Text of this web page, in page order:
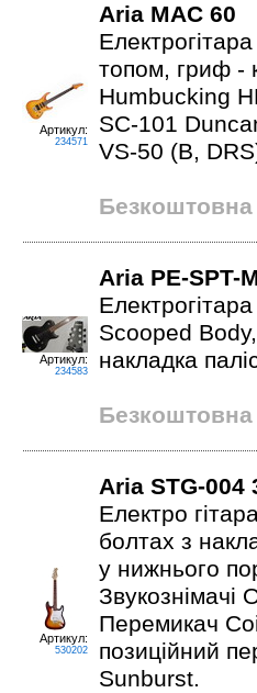
Артикул:
234571
Aria MAC 60
топом, гриф -
Humbucking
SC-101
VS-50 (B,
Безкоштовна
Артикул:
234583
Aria PE-SPT-
Scooped
накладка
Безкоштовна
Артикул:
530202
Aria STG-004
Електро
болтах з
у нижнього
Перемикач
позиційний
Sunburst.